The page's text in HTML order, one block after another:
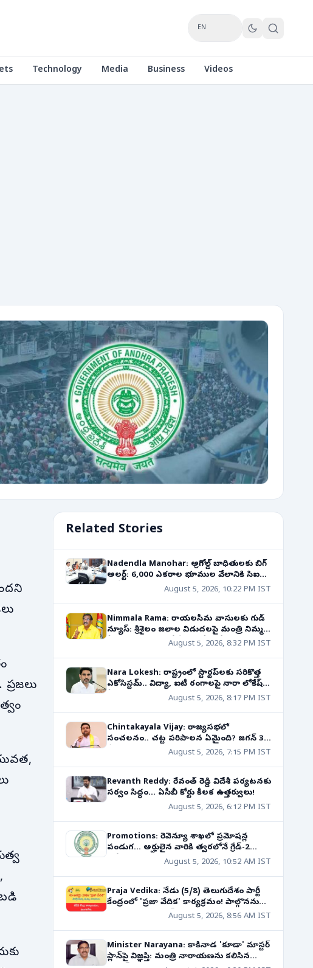
EN
Technology Media Business Videos
Related Stories
Nadendla Manohar: అగ్రిగోల్డ్ బాధితులకు బిగ్
అలర్ట్: 6,000 ఎకరాల భూముల వేలానికి సిఐడికి
August 5, 2026, 10:22 PM IST
Nimmala Rama: రాయలసీమ వాసులకు గుడ్
న్యూస్: శ్రీశైలం జలాల విడుదలపై మంత్రి నిమ్మల
కీలక ప్రకటన! రాబోయే 10 రోజుల్లో..
August 5, 2026, 8:32 PM IST
Nara Lokesh: రాష్ట్రంలో స్టార్టప్‌లకు సరికొత్త
ఎకోసిస్టమ్.. విద్యా, ఐటీ రంగాలపై నారా లోకేష్
August 5, 2026, 8:17 PM IST
Chintakayala Vijay: రాజ్యసభలో
సంచలనం.. చట్ట పరిపాలన ఏమైంది? జగన్ 31
కేసుల వ్యవహారంపై ఘాటు వ్యాఖ్యలు!
August 5, 2026, 7:15 PM IST
Revanth Reddy: రేవంత్ రెడ్డి విదేశీ పర్యటనకు
సర్వం సిద్ధం... ఏసీబీ కోర్టు కీలక ఉత్తర్వులు!
August 5, 2026, 6:12 PM IST
Promotions: రెవెన్యూ శాఖలో ప్రమోషన్ల
పండుగ... అర్హులైన వారికి త్వరలోనే గ్రేడ్-2
August 5, 2026, 10:52 AM IST
Praja Vedika: నేడు (5/8) తెలుగుదేశం పార్టీ
కేంద్రంలో 'ప్రజా వేదిక' కార్యక్రమం! పాల్గొననున్న
నాయకుల షెడ్యూల్!August 5, 2026, 8:56 AM IST
Minister Narayana: కాకినాడ 'కూడా' మాస్టర్
ప్లాన్‌పై విజ్ఞప్తి: మంత్రి నారాయణను కలిసిన